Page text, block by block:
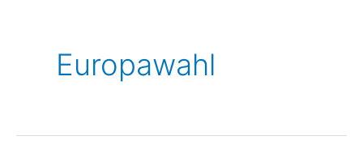
Europawahl